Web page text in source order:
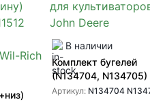
В наличии
Комплект бугелей
(N134704, N134705)
культиваторов John
Артикул: N134704